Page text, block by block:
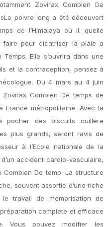
Zovirax Combien De
poivre long a été découvert
de l’Himalaya où il. quelle
faire pour cicatriser la plaie a
Elle s’ouvrira dans une
et la contraception, pensez à
Du 4 mars au 4 juin
Combien De temps de
France métropolitaine. Avec la
pocher des biscuits cuillère
plus grands, seront ravis de
à l’Ecole nationale de la
accident cardio-vasculaire,
Combien De temp. La structure
souvent assortie d’une riche
travail de mémorisation de
complète et efficace
Vous pouvez modifier les